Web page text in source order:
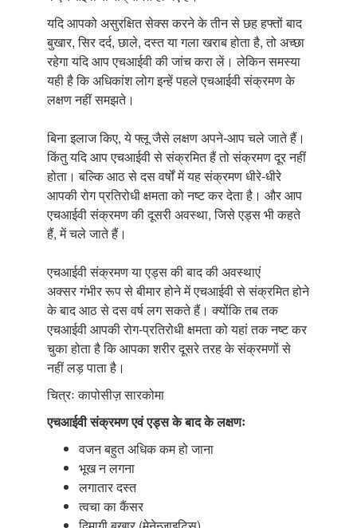
यदि आपको असुरक्षित सेक्स करने के तीन से छह हफ्तों बाद
बुखार, सिर दर्द, छाले, दस्त या गला खराब होता है, तो अच्छा
रहेगा यदि आप एचआईवी की जांच करा लें। लेकिन समस्या
यही है कि अधिकांश लोग इन्हें पहले एचआईवी संक्रमण के
लक्षण नहीं समझते।
बिना इलाज किए, ये फ्लू जैसे लक्षण अपने-आप चले जाते हैं।
किंतु यदि आप एचआईवी से संक्रमित हैं तो संक्रमण दूर नहीं
होता। बल्कि आठ से दस वर्षों में यह संक्रमण धीरे-धीरे
आपकी रोग प्रतिरोधी क्षमता को नष्ट कर देता है। और आप
एचआईवी संक्रमण की दूसरी अवस्था, जिसे एड्स भी कहते
हैं, में चले जाते हैं।
एचआईवी संक्रमण या एड्स की बाद की अवस्थाएं
अक्सर गंभीर रूप से बीमार होने में एचआईवी से संक्रमित होने
के बाद आठ से दस वर्ष लग सकते हैं। क्योंकि तब तक
एचआईवी आपकी रोग-प्रतिरोधी क्षमता को यहां तक नष्ट कर
चुका होता है कि आपका शरीर दूसरे तरह के संक्रमणों से
नहीं लड़ पाता है।
चित्रः कापोसीज़ सारकोमा
एचआईवी संक्रमण एवं एड्स के बाद के लक्षणः
वजन बहुत अधिक कम हो जाना
भूख न लगना
लगातार दस्त
त्वचा का कैंसर